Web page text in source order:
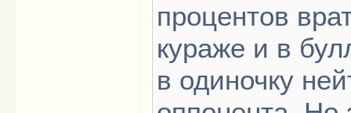
процентов
кураже и в
в одиночку